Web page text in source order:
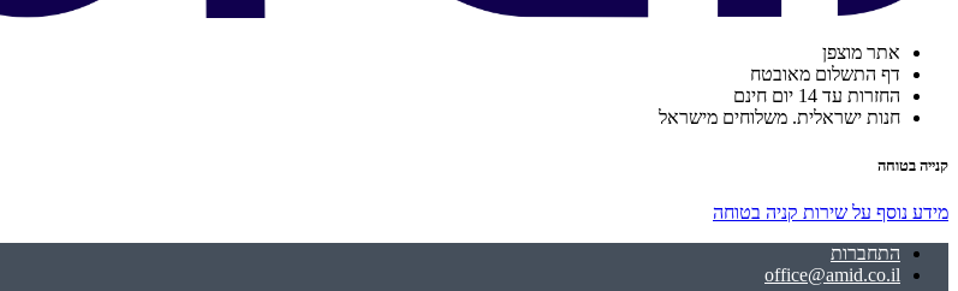
אתר מוצפן
דף התשלום מאובטח
החזרות עד 14 יום חינם
חנות ישראלית. משלוחים מישראל
קנייה בטוחה
מידע נוסף על שירות קניה בטוחה
התחברות
office@amid.co.il